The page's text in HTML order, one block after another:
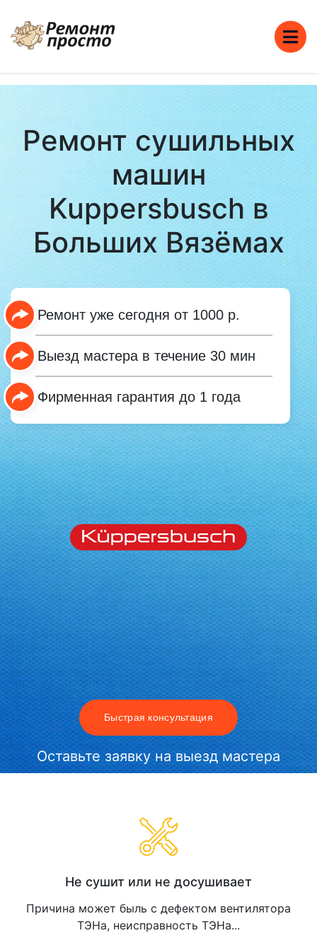
Ремонт сушильных
машин
Kuppersbusch в
Больших Вязёмах
Ремонт уже сегодня от 1000 р.
Выезд мастера в течение 30 мин
Фирменная гарантия до 1 года
Быстрая консультация
Оставьте заявку на выезд мастера
Не сушит или не досушивает
Причина может быль c дефектом вентилятора
ТЭНа, неисправность ТЭНа...